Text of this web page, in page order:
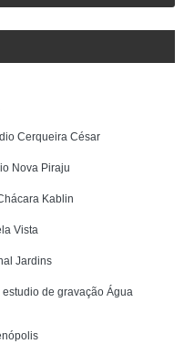
Cerqueira César
Nova Piraju
Kablin
Vista
Jardins
de gravação Água